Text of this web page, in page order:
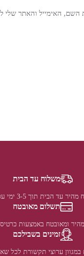
השם, האימייל והאתר שלי
משלוח עד הבית
עד הבית תוך 3-5 ימי עסקים
תשלום מאובטח
ומאובטח באמצעות
זמינים בשבילכם
במגוון ערוצי תקשורת לכל